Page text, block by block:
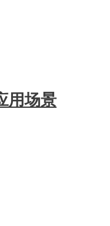
用场景